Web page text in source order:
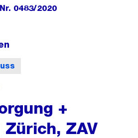
ein
0483/2020
+
Zürich, ZAV